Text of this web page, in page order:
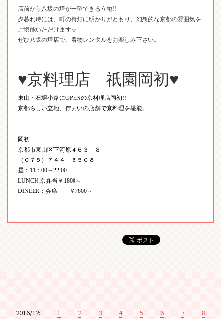
店前から八坂の塔が一望できる立地!!
夕暮れ時には、町の街灯に明かりがともり、幻想的な京都の雰囲気を
ご堪能いただけます☆
ぜひ八坂の塔店で、着物レンタルをお楽しみ下さい。
♥京料理店 祇園岡初♥
東山・石塀小路にOPENの京料理店岡初!!
京都らしい立地、佇まいの店舗で京料理を堪能。
岡初
京都市東山区下河原４６３－８
（０７５）７４４－６５０８
昼： 11 ： 00～22:00
LUNCH:京弁当￥ 1800～
DINEER ：会席 ￥ 7800～
2016/12: 1 2 3 4 5 6 7 8